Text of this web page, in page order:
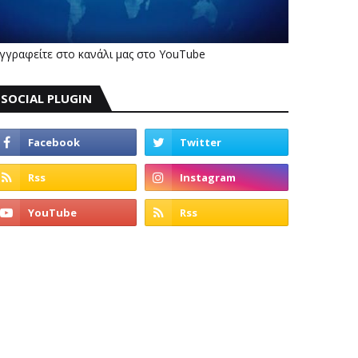
στο κανάλι μας στο YouTube
SOCIAL PLUGIN